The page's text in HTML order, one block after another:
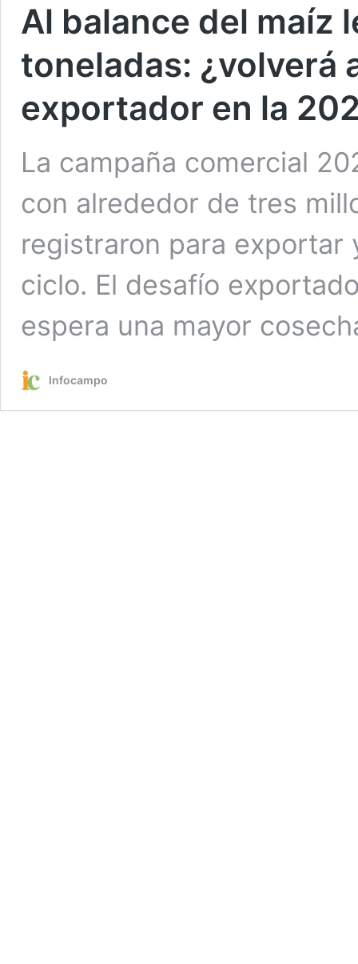
Al balance del maíz
toneladas: ¿volverá
exportador en la
La campaña comercial
con alrededor de tres
registraron para exportar
ciclo. El desafío
espera una mayor
Infocampo